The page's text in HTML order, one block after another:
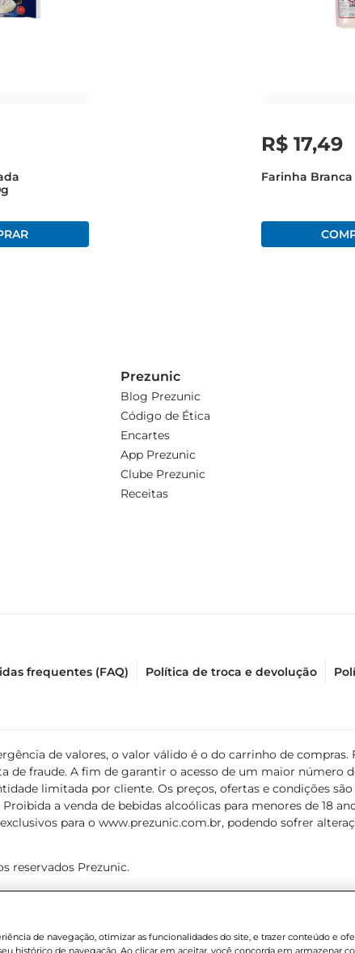
R$ 17,49
Farinha Branca
Prezunic
Blog Prezunic
Código de Ética
Encartes
App Prezunic
Clube Prezunic
Receitas
frequentes (FAQ) Política de troca e devolução
de valores, o valor válido é o do carrinho de
de fraude. A fim de garantir o acesso de um maior
limitada por cliente. Os preços, ofertas e condições
a venda de bebidas alcoólicas para menores de 18
para o www.prezunic.com.br, podendo sofrer
reservados Prezunic.
de navegação, otimizar as funcionalidades do site, e trazer conteúdo e
histórico de navegação. Ao clicar em aceitar, você concorda em armazenar